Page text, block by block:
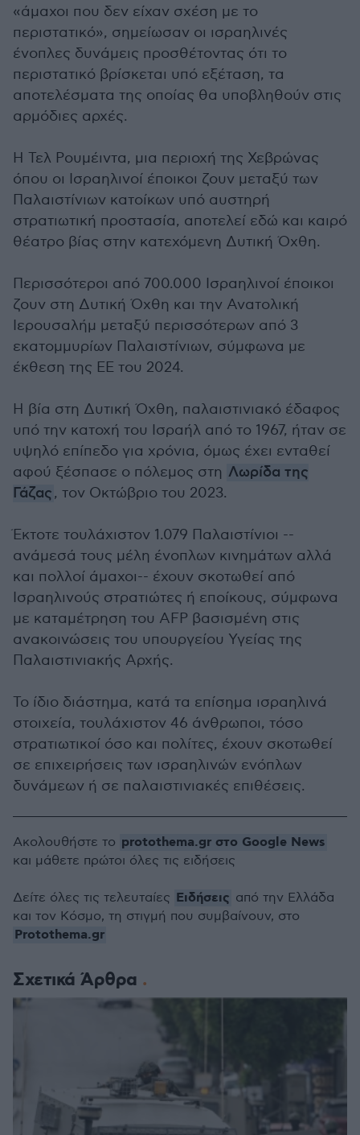
«άμαχοι που δεν είχαν σχέση με το
περιστατικό», σημείωσαν οι ισραηλινές
ένοπλες δυνάμεις προσθέτοντας ότι το
περιστατικό βρίσκεται υπό εξέταση, τα
αποτελέσματα της οποίας θα υποβληθούν στις
αρμόδιες αρχές.
Η Τελ Ρουμέιντα, μια περιοχή της Χεβρώνας
όπου οι Ισραηλινοί έποικοι ζουν μεταξύ των
Παλαιστίνιων κατοίκων υπό αυστηρή
στρατιωτική προστασία, αποτελεί εδώ και καιρό
θέατρο βίας στην κατεχόμενη Δυτική Όχθη.
Περισσότεροι από 700.000 Ισραηλινοί έποικοι
ζουν στη Δυτική Όχθη και την Ανατολική
Ιερουσαλήμ μεταξύ περισσότερων από 3
εκατομμυρίων Παλαιστίνιων, σύμφωνα με
έκθεση της ΕΕ του 2024.
Η βία στη Δυτική Όχθη, παλαιστινιακό έδαφος
υπό την κατοχή του Ισραήλ από το 1967, ήταν σε
υψηλό επίπεδο για χρόνια, όμως έχει ενταθεί
αφού ξέσπασε ο πόλεμος στη Λωρίδα της
Γάζας, τον Οκτώβριο του 2023.
Έκτοτε τουλάχιστον 1.079 Παλαιστίνιοι --
ανάμεσά τους μέλη ένοπλων κινημάτων αλλά
και πολλοί άμαχοι-- έχουν σκοτωθεί από
Ισραηλινούς στρατιώτες ή εποίκους, σύμφωνα
με καταμέτρηση του AFP βασισμένη στις
ανακοινώσεις του υπουργείου Υγείας της
Παλαιστινιακής Αρχής.
Το ίδιο διάστημα, κατά τα επίσημα ισραηλινά
στοιχεία, τουλάχιστον 46 άνθρωποι, τόσο
στρατιωτικοί όσο και πολίτες, έχουν σκοτωθεί
σε επιχειρήσεις των ισραηλινών ενόπλων
δυνάμεων ή σε παλαιστινιακές επιθέσεις.
Σχετικά Άρθρα
Ακολουθήστε το protothema.gr στο Google News
και μάθετε πρώτοι όλες τις ειδήσεις
Δείτε όλες τις τελευταίες Ειδήσεις από την Ελλάδα
και τον Κόσμο, τη στιγμή που συμβαίνουν, στο
Protothema.gr